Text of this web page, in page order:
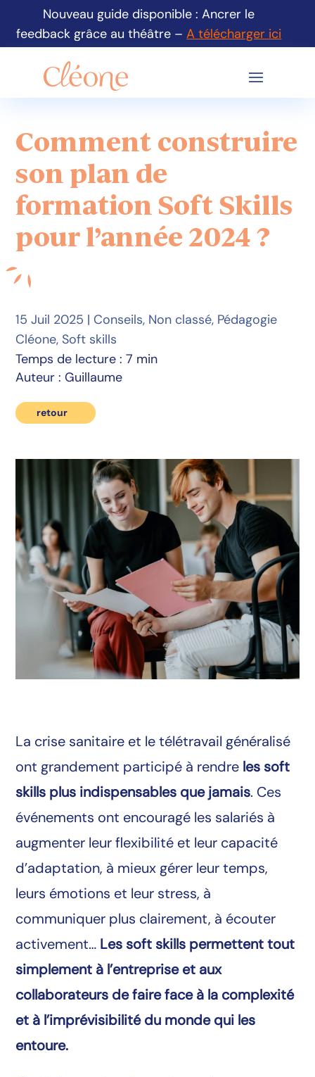
Nouveau guide disponible : Ancrer le
feedback grâce au théâtre –A télécharger ici
Comment construire
son plan de
formation Soft Skills
pour l’année 2024 ?
15 Juil 2025 |Conseils, Non classé, Pédagogie
Cléone, Soft skills
Temps de lecture : 7 min
Auteur : Guillaume
retour
La crise sanitaire et le télétravail généralisé
ont grandement participé à rendre les soft
skills plus indispensables que jamais. Ces
événements ont encouragé les salariés à
augmenter leur flexibilité et leur capacité
d’adaptation, à mieux gérer leur temps,
leurs émotions et leur stress, à
communiquer plus clairement, à écouter
activement… Les soft skills permettent tout
simplement à l’entreprise et aux
collaborateurs de faire face à la complexité
et à l’imprévisibilité du monde qui les
entoure.